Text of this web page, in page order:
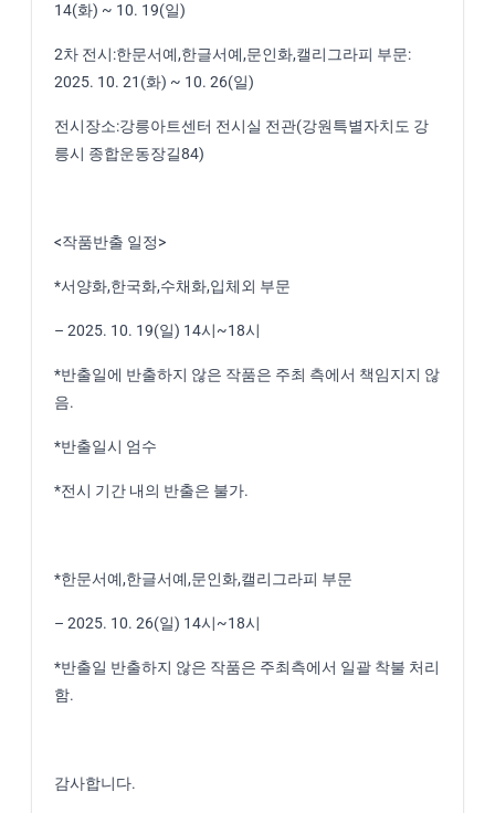
14(화) ~ 10. 19(일)
2차 전시:한문서예,한글서예,문인화,캘리그라피 부문:
2025. 10. 21(화) ~ 10. 26(일)
전시장소:강릉아트센터 전시실 전관(강원특별자치도 강
릉시 종합운동장길84)
<작품반출 일정>
*서양화,한국화,수채화,입체외 부문
– 2025. 10. 19(일) 14시~18시
*반출일에 반출하지 않은 작품은 주최 측에서 책임지지 않
음.
*반출일시 엄수
*전시 기간 내의 반출은 불가.
*한문서예,한글서예,문인화,캘리그라피 부문
– 2025. 10. 26(일) 14시~18시
*반출일 반출하지 않은 작품은 주최측에서 일괄 착불 처리
함.
감사합니다.